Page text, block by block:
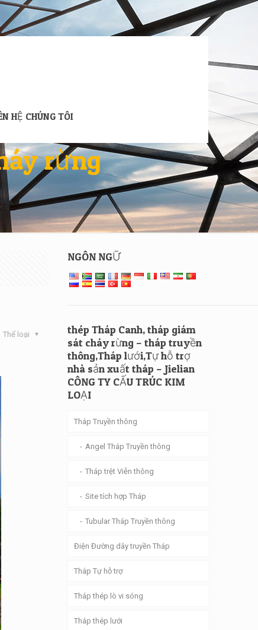
HỆ CHÚNG TÔI
rừng
Thể loại
NGÔN NGỮ
thép Tháp Canh, tháp giám
sát cháy rừng – tháp truyền
thông,Tháp lưới,Tự hỗ trợ
nhà sản xuất tháp – Jielian
CÔNG TY CẤU TRÚC KIM
LOẠI
Tháp Truyền thông
Angel Tháp Truyền thông
Tháp trệt Viễn thông
Site tích hợp Tháp
Tubular Tháp Truyền thông
Điện Đường dây truyền Tháp
Tháp Tự hỗ trợ
Tháp thép lò vi sóng
Tháp thép lưới